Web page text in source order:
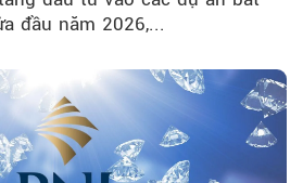
đầu năm 2026,...